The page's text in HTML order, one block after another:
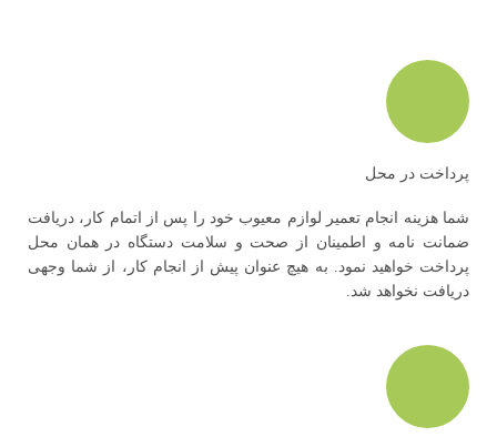
پرداخت در محل
شما هزینه انجام تعمیر لوازم معیوب خود را پس از اتمام کار، دریافت
ضمانت نامه و اطمینان از صحت و سلامت دستگاه در همان محل
پرداخت خواهید نمود. به هیچ عنوان پیش از انجام کار، از شما وجهی
دریافت نخواهد شد.